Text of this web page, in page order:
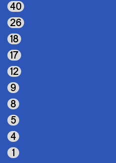
40
26
18
17
12
9
8
5
4
1